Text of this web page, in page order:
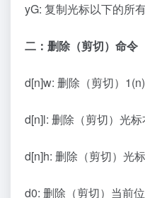
yG: 复制光标以下的所
二：删除（剪切）命令
d[n]w: 删除（剪切）
d[n]l: 删除（剪切）光
d[n]h: 删除（剪切）光
d0: 删除（剪切）当前